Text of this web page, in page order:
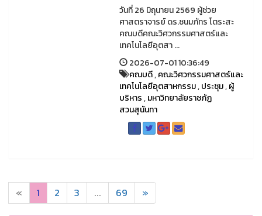
วันที่ 26 มิถุนายน 2569 ผู้ช่วย
ศาสตราจารย์ ดร.ชนมภัทร โตระสะ
คณบดีคณะวิศวกรรมศาสตร์และ
เทคโนโลยีอุตสา ...
2026-07-01 10:36:49
คณบดี,คณะวิศวกรรมศาสตร์และ
เทคโนโลยีอุตสาหกรรม,ประชุม,ผู้
บริหาร,มหาวิทยาลัยราชภัฏ
สวนสุนันทา
« 1 2 3 ... 69 »